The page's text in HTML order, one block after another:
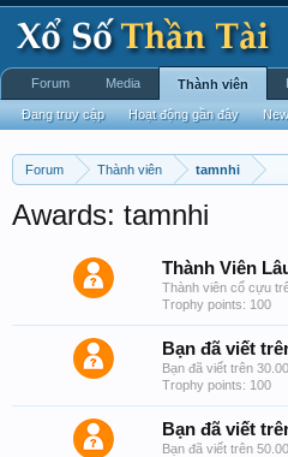
Forum Thành viên tamnhi
Awards: tamnhi
Thành Viên
Thành viên cổ cựu
Trophy points: 100
Bạn đã viết
Bạn đã viết trên
Trophy points: 100
Bạn đã viết
Bạn đã viết trên
Forum Media Thành viên
Đang truy cập Hoạt động gần đây